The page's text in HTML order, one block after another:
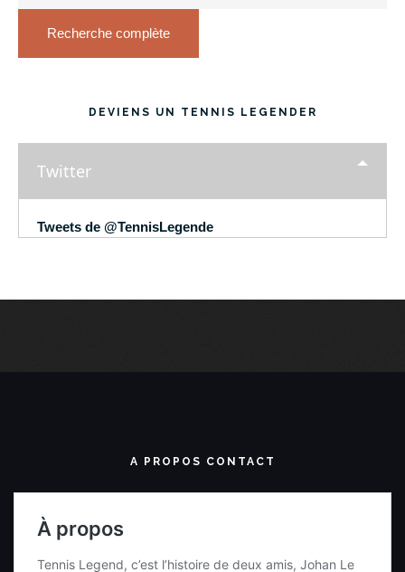
Recherche complète
DEVIENS UN TENNIS LEGENDER
Twitter
Tweets de @TennisLegende
A PROPOS CONTACT